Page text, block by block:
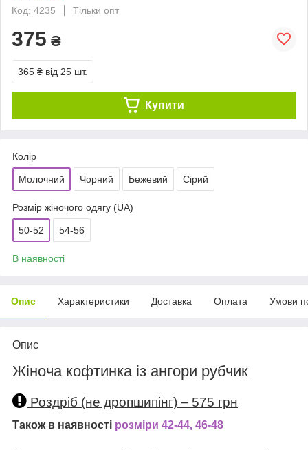
Код: 4235
Тільки опт
375 ₴
365 ₴ від 25 шт.
Купити
Колір
Молочний Чорний Бежевий Сірий
Розмір жіночого одягу (UA)
50-52 54-56
В наявності
Опис Характеристики Доставка Оплата Умови
Опис
Жіноча кофтинка із ангори рубчик
Роздріб (не дропшипінг) – 575 грн
Також в наявності розміри 42-44, 46-48